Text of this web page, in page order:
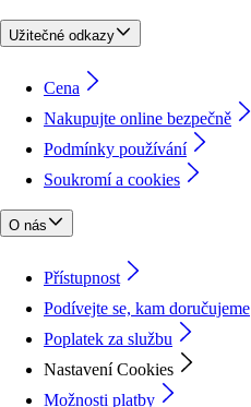
Užitečné odkazy
Cena
Nakupujte online bezpečně
Podmínky používání
Soukromí a cookies
O nás
Přístupnost
Podívejte se, kam doručujeme
Poplatek za službu
Nastavení Cookies
Možnosti platby